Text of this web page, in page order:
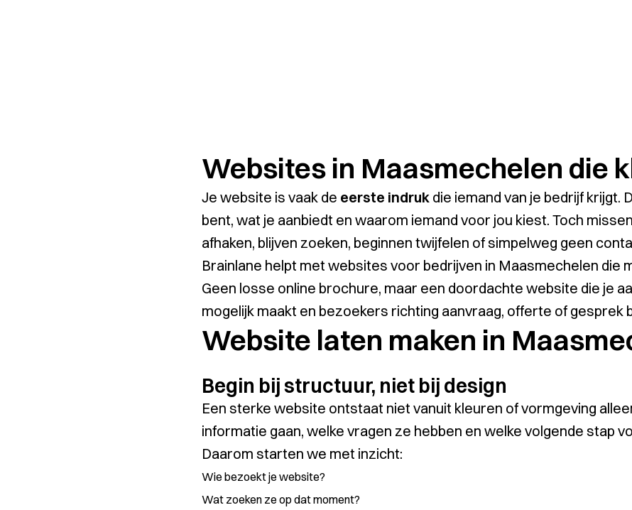
Websites in Maasmechelen die
Je website is vaak de eerste indruk die iemand van je bedrijf krijgt.
bent, wat je aanbiedt en waarom iemand voor jou kiest. Toch
afhaken, blijven zoeken, beginnen twijfelen of simpelweg geen
Brainlane helpt met websites voor bedrijven in Maasmechelen die
Geen losse online brochure, maar een doordachte website die je
mogelijk maakt en bezoekers richting aanvraag, offerte of gesprek
Website laten maken in
Begin bij structuur, niet bij design
Een sterke website ontstaat niet vanuit kleuren of vormgeving
informatie gaan, welke vragen ze hebben en welke volgende stap
Daarom starten we met inzicht:
Wie bezoekt je website?
Wat zoeken ze op dat moment?